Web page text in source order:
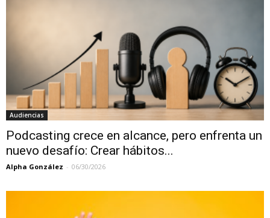
Audiencias
Podcasting crece en alcance, pero enfrenta un
nuevo desafío: Crear hábitos...
Alpha González - 06/30/2026